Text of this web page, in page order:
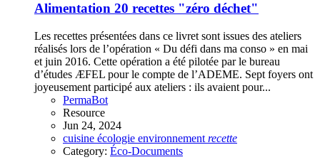
Alimentation 20 recettes "zéro déchet"
Les recettes présentées dans ce livret sont issues des ateliers
réalisés lors de l’opération « Du défi dans ma conso » en mai
et juin 2016. Cette opération a été pilotée par le bureau
d’études ÆFEL pour le compte de l’ADEME. Sept foyers ont
joyeusement participé aux ateliers : ils avaient pour...
PermaBot
Resource
Jun 24, 2024
cuisine écologie environnement recette
Category: Éco-Documents